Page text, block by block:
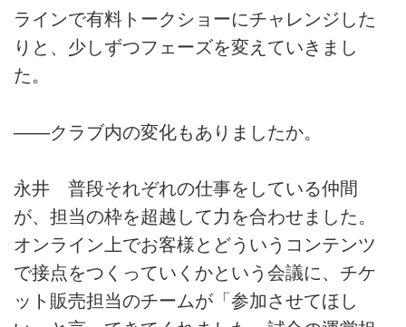
ラインで有料トークショーにチャレンジした
りと、少しずつフェーズを変えていきまし
た。
――クラブ内の変化もありましたか。
永井 普段それぞれの仕事をしている仲間
が、担当の枠を超越して力を合わせました。
オンライン上でお客様とどういうコンテンツ
で接点をつくっていくかという会議に、チケ
ット販売担当のチームが「参加させてほし